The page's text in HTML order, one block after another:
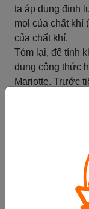
ta áp dụng định
mol của chất khí
của chất khí.
Tóm lại, để tính
dụng công thức
Mariotte. Trước
cách chia thể
hóa học. Cuối
để tính toán
Công